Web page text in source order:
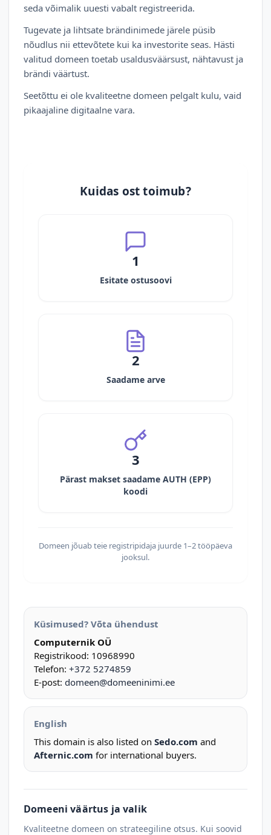
seda võimalik uuesti vabalt registreerida.
Tugevate ja lihtsate brändinimede järele püsib
nõudlus nii ettevõtete kui ka investorite seas. Hästi
valitud domeen toetab usaldusväärsust, nähtavust ja
brändi väärtust.
Seetõttu ei ole kvaliteetne domeen pelgalt kulu, vaid
pikaajaline digitaalne vara.
Kuidas ost toimub?
1
Esitate ostusoovi
2
Saadame arve
3
Pärast makset saadame AUTH (EPP)
koodi
Domeen jõuab teie registripidaja juurde 1–2 tööpäeva
jooksul.
Küsimused? Võta ühendust
Computernik OÜ
Registrikood: 10968990
Telefon: +372 5274859
E-post: domeen@domeeninimi.ee
English
This domain is also listed on Sedo.com and
Afternic.com for international buyers.
Domeeni väärtus ja valik
Kvaliteetne domeen on strateegiline otsus. Kui soovid